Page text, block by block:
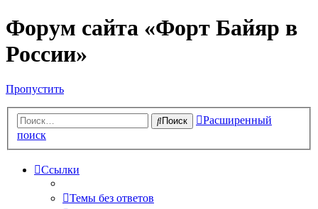
Форум сайта «Форт Байяр в
России»
Пропустить
Поиск
Расширенный
поиск
Ссылки
Темы без ответов